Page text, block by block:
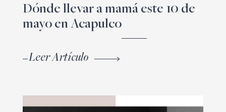
Dónde llevar a mamá este 10 de
mayo en Acapulco
Leer Artículo